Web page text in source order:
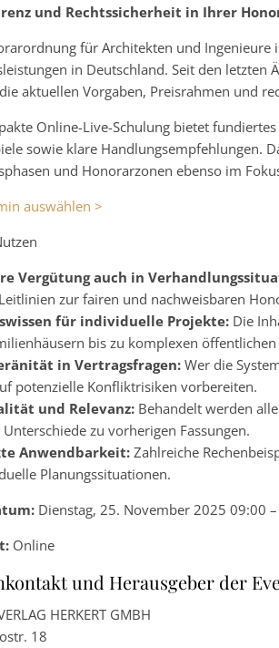
und Rechtssicherheit in Ihrer
für Architekten und Ingenieure
in Deutschland. Seit den
aktuellen Vorgaben, Preisrahmen und
Online-Live-Schulung bietet
sowie klare Handlungsempfehlungen.
und Honorarzonen ebenso im
auswählen >
Vergütung auch in
zur fairen und nachweisbaren
für individuelle Projekte: Die
bis zu komplexen
in Vertragsfragen: Wer die
potenzielle Konfliktrisiken vorbereiten.
und Relevanz: Behandelt werden
zu vorherigen Fassungen.
Anwendbarkeit: Zahlreiche
Planungssituationen.
Dienstag, 25. November 2025 09:00
Online
und Herausgeber der
HERKERT GMBH
18